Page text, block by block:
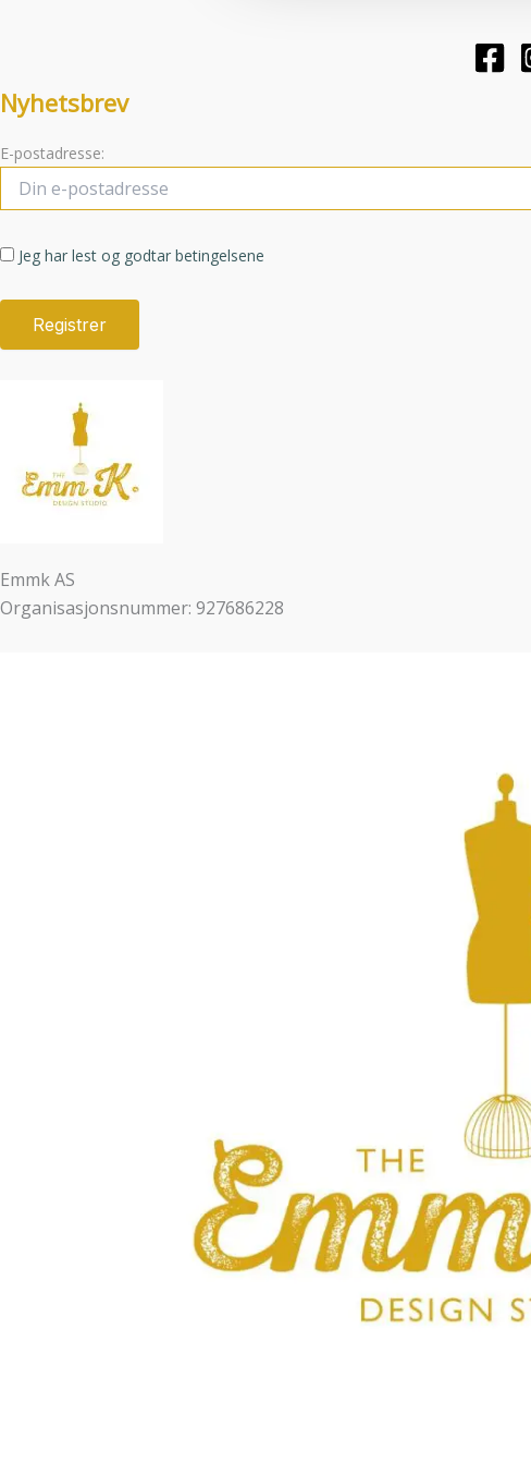
Nyhetsbrev
E-postadresse:
Jeg har lest og godtar betingelsene
Emmk AS
Organisasjonsnummer: 927686228